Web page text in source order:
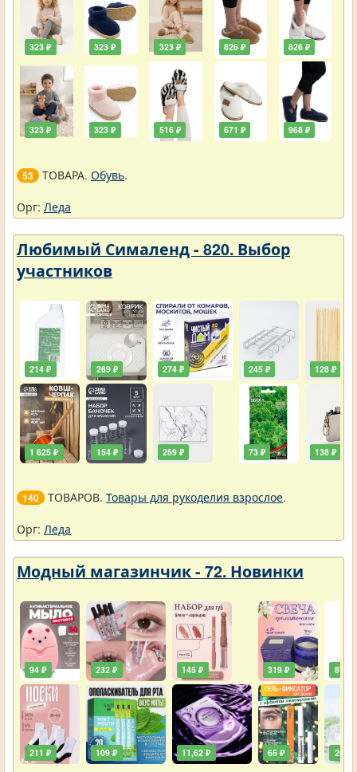
323 ₽
323 ₽
323 ₽
323 ₽
323 ₽
516 ₽
826 ₽
671 ₽
826 ₽
968 ₽
53 ТОВАРА. Обувь.
Орг: Леда
Любимый Сималенд - 820. Выбор
участников
214 ₽
1 625 ₽
269 ₽
154 ₽
274 ₽
269 ₽
245 ₽
73 ₽
128 ₽
138 ₽
140 ТОВАРОВ. Товары для рукоделия взрослое.
Орг: Леда
Модный магазинчик - 72. Новинки
94 ₽
211 ₽
232 ₽
109 ₽
145 ₽
11,62 ₽
319 ₽
65 ₽
87 ₽
261 ₽